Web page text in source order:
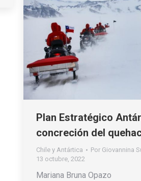
Plan Estratégico
concreción del
Chile y Antártica Por Giovannina
13 octubre, 2022
Mariana Bruna Opazo